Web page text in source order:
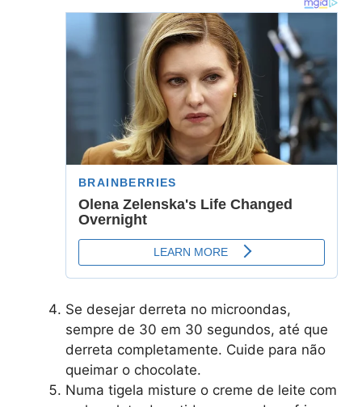
Se desejar derreta no microondas,
sempre de 30 em 30 segundos, até que
derreta completamente. Cuide para não
queimar o chocolate.
Numa tigela misture o creme de leite com